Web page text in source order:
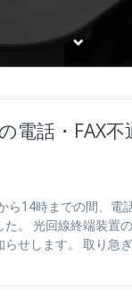
電話・FAX
ら14時までの間、電
た。 光回線終端装置
らせします。 取り急